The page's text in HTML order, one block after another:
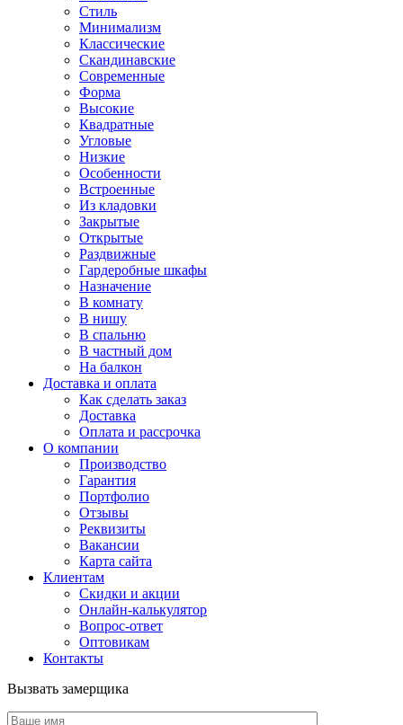
Стиль
Минимализм
Классические
Скандинавские
Современные
Форма
Высокие
Квадратные
Угловые
Низкие
Особенности
Встроенные
Из кладовки
Закрытые
Открытые
Раздвижные
Гардеробные шкафы
Назначение
В комнату
В нишу
В спальню
В частный дом
На балкон
Доставка и оплата
Как сделать заказ
Доставка
Оплата и рассрочка
О компании
Производство
Гарантия
Портфолио
Отзывы
Реквизиты
Вакансии
Карта сайта
Клиентам
Скидки и акции
Онлайн-калькулятор
Вопрос-ответ
Оптовикам
Контакты
Вызвать замерщика